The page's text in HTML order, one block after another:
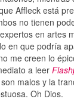
Affleck está
no tienen
en artes
en que podría
me creen lo
a leer
malos y la
Oh Dios.